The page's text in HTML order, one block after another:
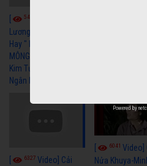
5462
Lương Xã Hội Siêu
Hay " BỂ HẬN MÊNH
MÔNG " Cải Lương
Kim Tử Long, Thanh
Ngân Hay Nhất
6327 Video] Cải
6041Video]
Nửa Khuya-
Powered by